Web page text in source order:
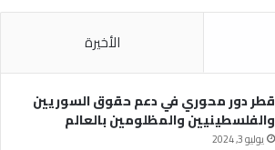
الأخيرة
قطر دور محوري في دعم حقوق السوريين
والفلسطينيين والمظلومين بالعالم
يوليو 3, 2024